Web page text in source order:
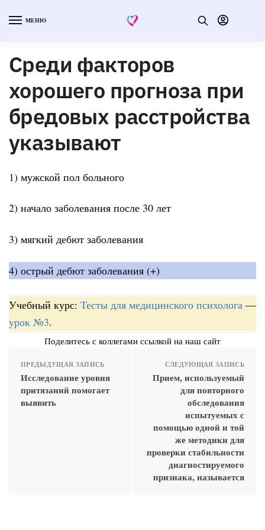
МЕНЮ
Среди факторов
хорошего прогноза при
бредовых расстройства
указывают
1) мужской пол больного
2) начало заболевания после 30 лет
3) мягкий дебют заболевания
4) острый дебют заболевания (+)
Учебный курс: Тесты для медицинского психолога —
урок №3.
Поделитесь с коллегами ссылкой на наш сайт
ПРЕДЫДУЩАЯ ЗАПИСЬ
Исследование уровня
притязаний помогает
выявить
СЛЕДУЮЩАЯ ЗАПИСЬ
Прием, используемый
для повторного
обследования
испытуемых с
помощью одной и той
же методики для
проверки стабильности
диагностируемого
признака, называется